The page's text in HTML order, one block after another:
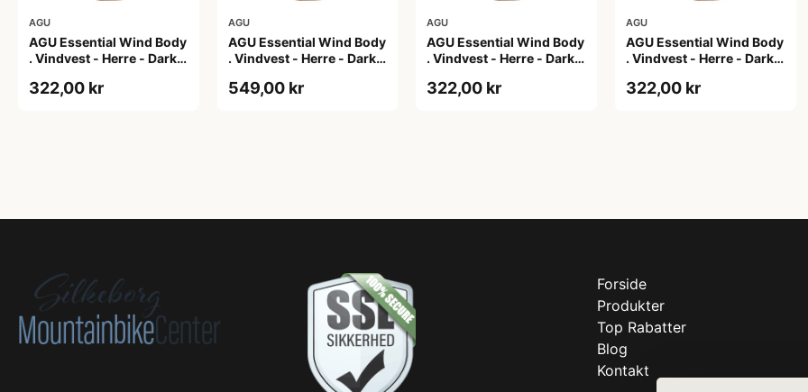
AGU
AGU Essential Wind Body
. Vindvest - Herre - Dark
322,00 kr
AGU
AGU Essential Wind Body
. Vindvest - Herre - Dark
549,00 kr
AGU
AGU Essential Wind Body
. Vindvest - Herre - Dark
322,00 kr
AGU
AGU Essential Wind Body
. Vindvest - Herre - Dark
322,00 kr
Forside
Produkter
Top Rabatter
Blog
Kontakt